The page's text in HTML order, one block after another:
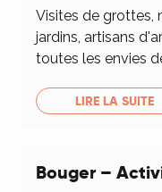
Visites de grottes,
jardins, artisans
toutes les envies
LIRE LA SUITE
Bouger –